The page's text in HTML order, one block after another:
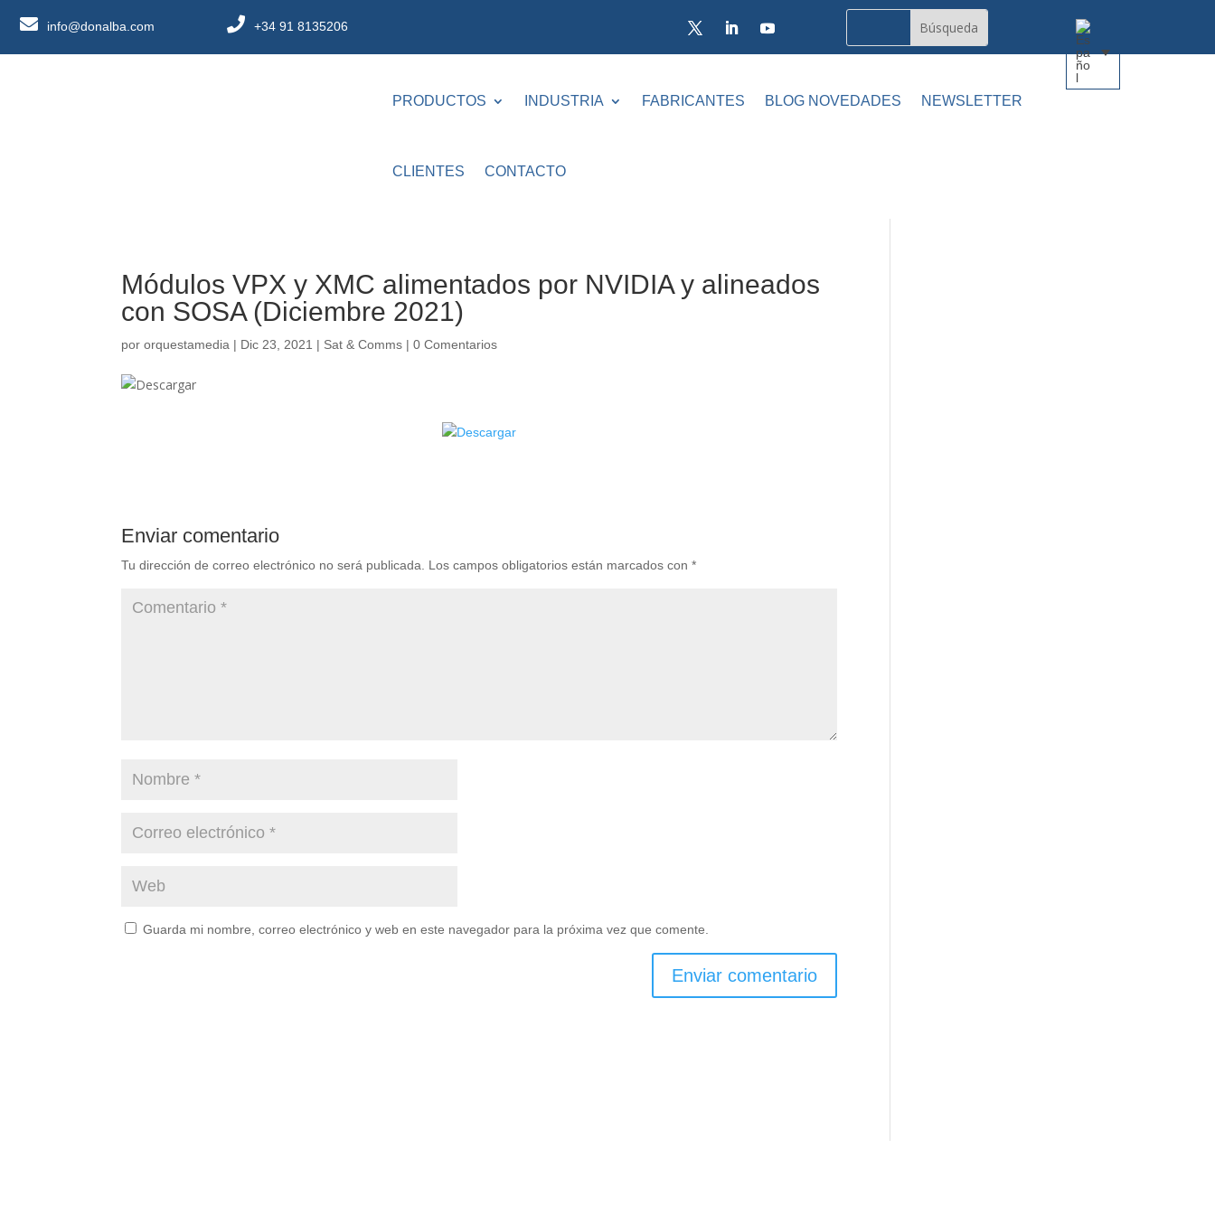
info@donalba.com +34 91 8135206
PRODUCTOS INDUSTRIA FABRICANTES BLOG NOVEDADES NEWSLETTER
CLIENTES CONTACTO
Módulos VPX y XMC alimentados por NVIDIA y alineados
con SOSA (Diciembre 2021)
pororquestamedia | Dic 23, 2021 | Sat & Comms |0 Comentarios
Enviar comentario
Tu dirección de correo electrónico no será publicada. Los campos obligatorios están marcados con*
Guarda mi nombre, correo electrónico y web en este navegador para la próxima vez que comente.